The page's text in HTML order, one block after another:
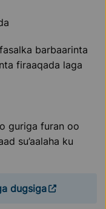
barbaarinta
firaaqada laga
guriga furan oo
su’aalaha ku
dugsiga